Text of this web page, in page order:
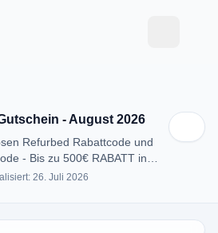
- August 2026
Refurbed Rabattcode und
- Bis zu 500€ RABATT in
26. Juli 2026